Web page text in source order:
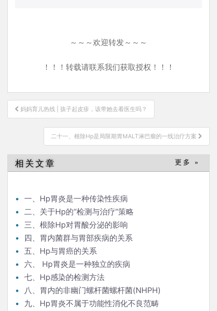
～～～欢迎转发～～～
！！！转载请联系我们获取授权！！！
文
章
妈妈育儿热线 | 孩子起皮疹，该带她去看医生吗？
二十一、根除Hp是局限期胃MALT淋巴瘤的一线治疗方案
相关文章 更多 »
一、Hp胃炎是一种传染性疾病
二、关于Hp的“检测与治疗”策略
三、根除Hp对胃酸分泌的影响
四、胃内菌群与胃部疾病的关系
五、Hp与胃癌的关系
六、 Hp胃炎是一种独立的疾病
七、Hp感染的检测方法
八、胃内的非幽门螺杆菌螺杆菌(NHPH)
九、Hp胃炎不属于功能性消化不良范畴